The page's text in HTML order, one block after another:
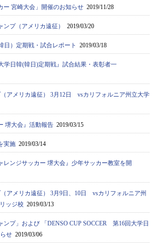
ー 宮崎大会」開催のお知らせ 2019/11/28
ンプ（アメリカ遠征） 2019/03/20
日）定期戦・試合レポート 2019/03/18
学日韓(韓日)定期戦』試合結果・表彰者一
アメリカ遠征） 3月12日 vsカリフォルニア州立大学
堺大会』活動報告 2019/03/15
実施 2019/03/14
レンジサッカー 堺大会』少年サッカー教室を開
アメリカ遠征） 3月9日、10日 vsカリフォルニア州
ッジ校 2019/03/13
プ」および 「DENSO CUP SOCCER 第16回大学日
せ 2019/03/06